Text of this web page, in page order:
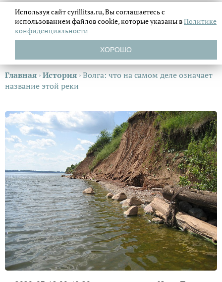
Главная ›История ›Волга: что на самом деле означает
название этой реки
Используя сайт cyrillitsa.ru, Вы соглашаетесь с
использованием файловcookie, которые указаны вПолитике
конфиденциальности
ХОРОШО